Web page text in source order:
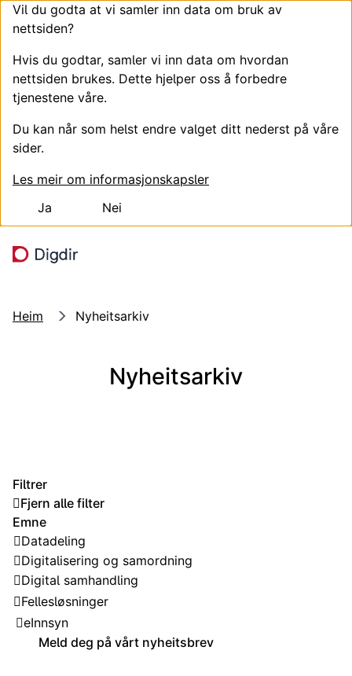
Vil du godta at vi samler inn data om bruk av
nettsiden?
Hvis du godtar, samler vi inn data om hvordan
nettsiden brukes. Dette hjelper oss å forbedre
tjenestene våre.
Du kan når som helst endre valget ditt nederst på våre
sider.
Les meir om informasjonskapsler
Ja
Nei
Heim Nyheitsarkiv
Nyheitsarkiv
Filtrer
Fjern alle filter
Emne
Datadeling
Digitalisering og samordning
Digital samhandling
Fellesløsninger
eInnsyn
Meld deg på vårt nyheitsbrev